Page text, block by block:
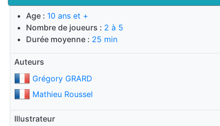
Age : 10 ans et +
Nombre de joueurs : 2 à 5
Durée moyenne : 25 min
Auteurs
Grégory GRARD
Mathieu Roussel
Illustrateur